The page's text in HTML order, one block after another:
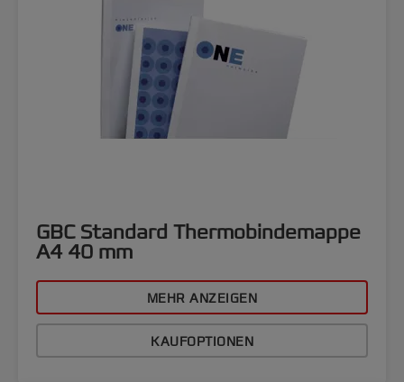
GBC Standard Thermobindemappe
A4 40 mm
MEHR ANZEIGEN
KAUFOPTIONEN